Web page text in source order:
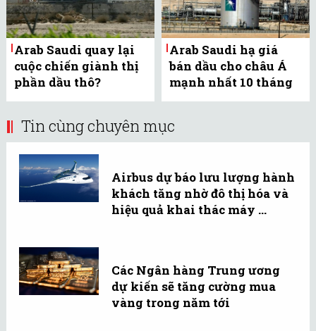
Arab Saudi quay lại
cuộc chiến giành thị
phần dầu thô?
Arab Saudi hạ giá
bán dầu cho châu Á
mạnh nhất 10 tháng
Tin cùng chuyên mục
Airbus dự báo lưu lượng hành
khách tăng nhờ đô thị hóa và
hiệu quả khai thác máy ...
Các Ngân hàng Trung ương
dự kiến sẽ tăng cường mua
vàng trong năm tới